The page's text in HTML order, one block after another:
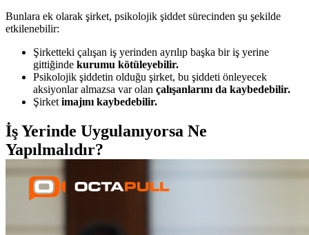
Bunlara ek olarak şirket, psikolojik şiddet sürecinden şu şekilde
etkilenebilir:
Şirketteki çalışan iş yerinden ayrılıp başka bir iş yerine
gittiğinde kurumu kötüleyebilir.
Psikolojik şiddetin olduğu şirket, bu şiddeti önleyecek
aksiyonlar almazsa var olan çalışanlarını da kaybedebilir.
Şirket imajını kaybedebilir.
İş Yerinde Uygulanıyorsa Ne
Yapılmalıdır?